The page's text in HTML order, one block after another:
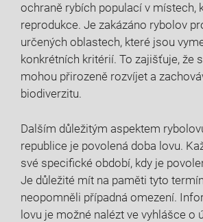
ochraně rybích‌ populací v místech,
reprodukce. Je zakázáno rybolov​
⁤určených oblastech, které jsou
konkrétních kritérií. To zajišťuje, ‍že
mohou přirozeně rozvíjet a
biodiverzitu.
Dalším důležitým ‌aspektem
republice je povolená‍ doba⁤ lovu.
své specifické⁢ období, kdy je
⁤Je důležité mít na paměti tyto
neopomněli případná omezení.
⁣lovu je možné nalézt ve ⁢vyhlášce o